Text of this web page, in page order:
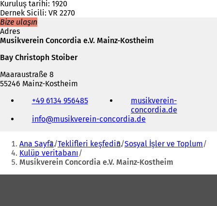
Kuruluş tarihi: 1920
Dernek Sicili: VR 2270
Bize ulaşın
Adres
Musikverein Concordia e.V. Mainz-Kostheim
Bay Christoph Stoiber
Maaraustraße 8
55246 Mainz-Kostheim
faks
adresi
+49 6134 956485
musikverein-
concordia.de
i
r
info musikverein-concordia de
Buradasınız:
Ana Sayfa Teklifleri keşfedin Sosyal İşler ve Toplum
Kulüp veritabanı
Musikverein Concordia e.V. Mainz-Kostheim